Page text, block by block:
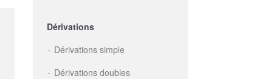
Dérivations
Dérivations simple
Dérivations doubles